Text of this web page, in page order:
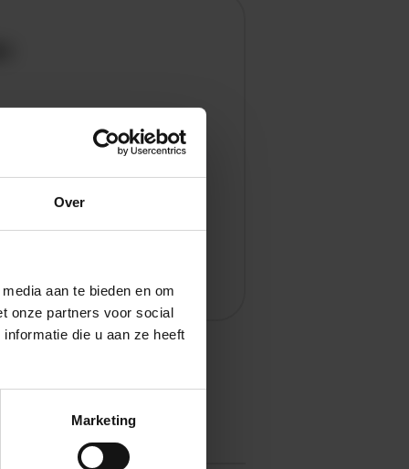
Over
aan te bieden en om
onze partners voor social
die u aan ze heeft
Marketing